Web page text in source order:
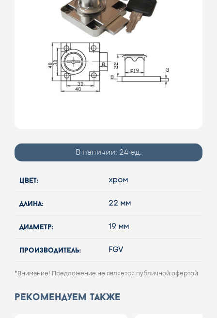
В наличии: 24 ед.
цвет: хром
длина: 22 мм
диаметр: 19 мм
производитель: FGV
*Внимание! Предложение не является публичной офертой
рекомендуем также